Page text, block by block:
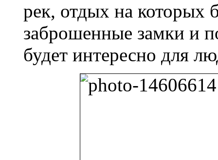
рек, отдых на которых
заброшенные замки и
будет интересно для